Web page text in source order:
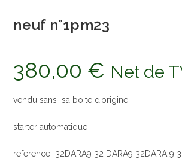
neuf n°1pm23
380,00 € Net de
vendu sans sa boite d’origine
starter automatique
reference 32DARA9 32 DARA9 32DARA 9